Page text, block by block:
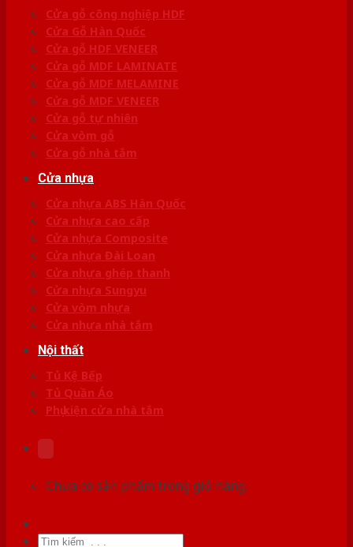
Cửa gỗ công nghiệp HDF
Cửa Gỗ Hàn Quốc
Cửa gỗ HDF VENEER
Cửa gỗ MDF LAMINATE
Cửa gỗ MDF MELAMINE
Cửa gỗ MDF VENEER
Cửa gỗ tự nhiên
Cửa vòm gỗ
Cửa gỗ nhà tắm
Cửa nhựa
Cửa nhựa ABS Hàn Quốc
Cửa nhựa cao cấp
Cửa nhựa Composite
Cửa nhựa Đài Loan
Cửa nhựa ghép thanh
Cửa nhựa Sungyu
Cửa vòm nhựa
Cửa nhựa nhà tắm
Nội thất
Tủ Kệ Bếp
Tủ Quần Áo
Phụ kiện cửa nhà tắm
Chưa có sản phẩm trong giỏ hàng.
Tìm